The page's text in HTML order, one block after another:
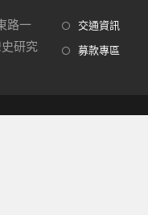
路一
研究
交通資訊
募款專區